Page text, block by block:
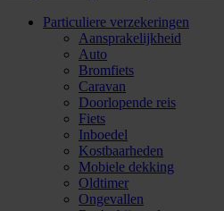
Particuliere verzekeringen
Aansprakelijkheid
Auto
Bromfiets
Caravan
Doorlopende reis
Fiets
Inboedel
Kostbaarheden
Mobiele dekking
Oldtimer
Ongevallen